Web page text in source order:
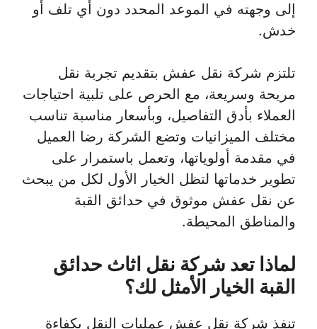
إلى وجهته في الموعد المحدد دون أي تلف أو
خدش.
تلتزم شركة نقل عفش بتقديم تجربة نقل
مريحة وسريعة، مع الحرص على تلبية احتياجات
العملاء بأدق التفاصيل، وبأسعار مناسبة تناسب
مختلف الميزانيات وتضع الشركة رضا العميل
في مقدمة أولوياتها، وتعمل باستمرار على
تطوير خدماتها لتظل الخيار الأول لكل من يبحث
عن نقل عفش موثوق في حدائق القبة
والمناطق المحيطة.
لماذا تعد شركة نقل اثاث حدائق
القبة الخيار الأمثل لك؟
تنفذ شركة نقل عفش عمليات النقل بكفاءة